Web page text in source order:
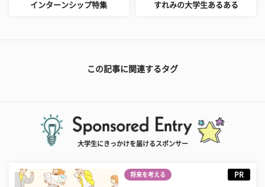
インターンシップ特集 すれみの大学生あるある
この記事に関連するタグ
大学生にきっかけを届けるスポンサー
将来を考える PR